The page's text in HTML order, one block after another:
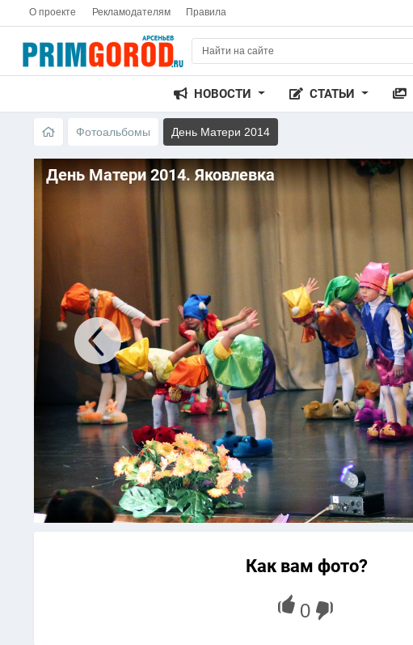
О проекте Рекламодателям Правила
НОВОСТИ СТАТЬИ
Фотоальбомы День Матери 2014
День Матери 2014. Яковлевка
Как вам фото?